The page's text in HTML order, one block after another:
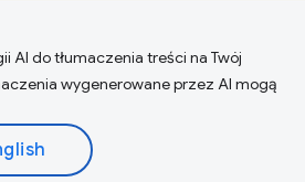
AI do tłumaczenia treści na Twój
wygenerowane przez AI mogą